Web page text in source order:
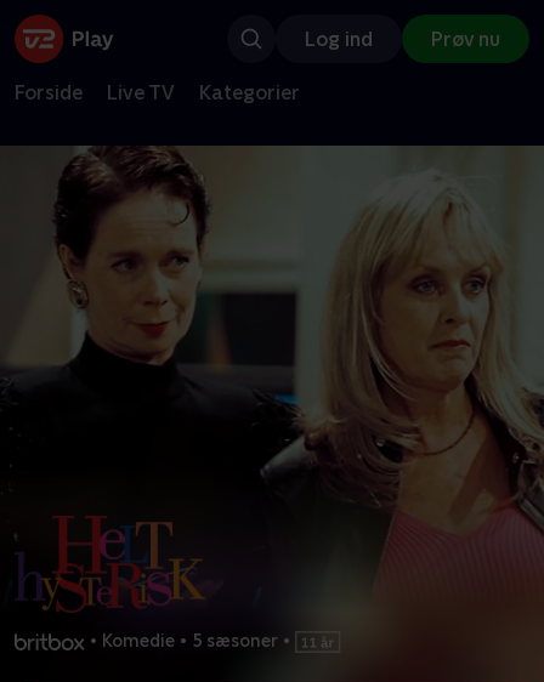
Log ind Prøv nu
Forside Live TV Kategorier
• Komedie • 5 sæsoner •